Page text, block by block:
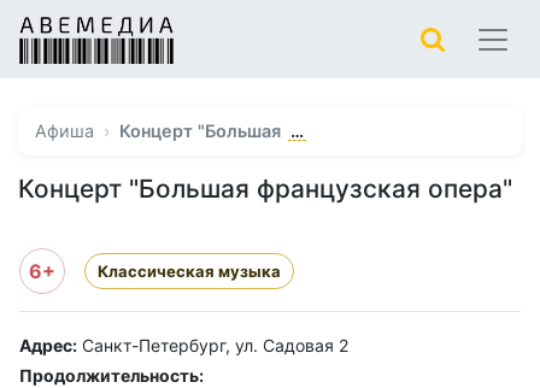
Афиша Концерт "Большая …
Концерт "Большая французская опера"
6+ Классическая музыка
Адрес: Санкт-Петербург, ул. Садовая 2
Продолжительность: